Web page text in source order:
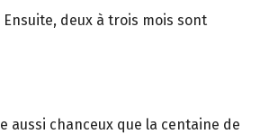
deux à trois mois sont
aussi chanceux que la centaine de